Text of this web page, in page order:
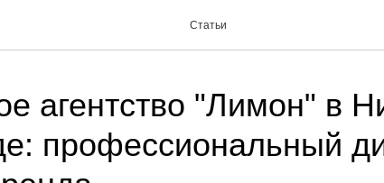
Статьи
агентство "Лимон" в
профессиональный